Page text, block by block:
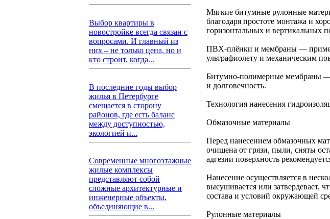
Выбор квартиры в
новостройке всегда связан с
вопросами. И главный из
них – не только цена, но и
кто строит, когда...
В последние годы выбор
жилья в Петербурге
смещается в сторону
районов, где есть баланс
между доступностью,
экологией и...
Современные многоэтажные
жилые комплексы
представляют собой
сложные архитектурные и
инженерные объекты,
объединяющие в...
Мягкие битумные рулонные
благодаря простоте монтажа и
горизонтальных и вертикальных
ПВХ-плёнки и мембраны —
ультрафиолету и механическим
Битумно-полимерные мембраны —
и долговечность.
Технология нанесения
Обмазочные материалы
Перед нанесением обмазочных
очищена от грязи, пыли, сняты
адгезии поверхность
Нанесение осуществляется в
высушивается или затвердевает,
состава и условий окружающей
Рулонные материалы